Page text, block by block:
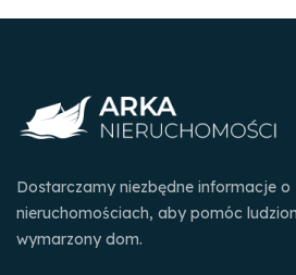
Dostarczamy niezbędne informacje o
nieruchomościach, aby pomóc
wymarzony dom.